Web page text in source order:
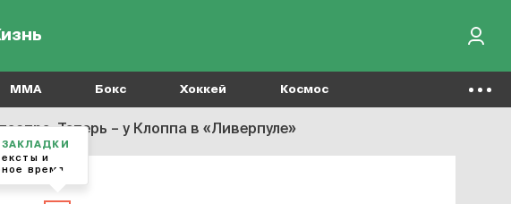
MMA Бокс Хоккей Космос
Теперь – у Клоппа в «Ливерпуле»
и
время